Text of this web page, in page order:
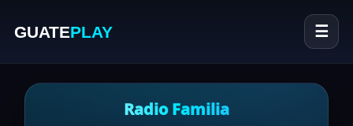
GUATEPLAY ☰
Radio Familia